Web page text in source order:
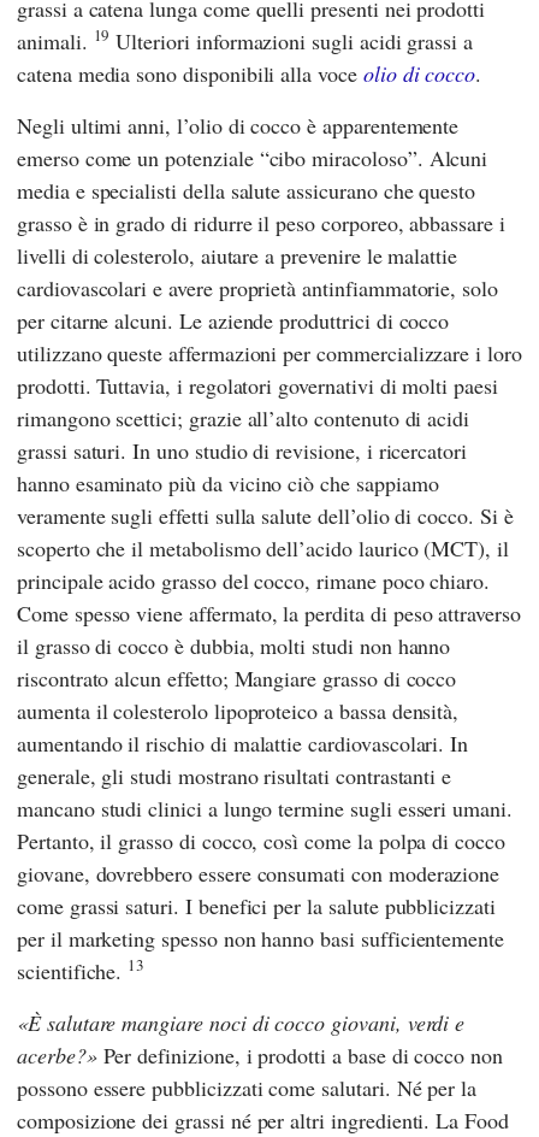
grassi a catena lunga come quelli presenti nei prodotti
animali. 19 Ulteriori informazioni sugli acidi grassi a
catena media sono disponibili alla voce olio di cocco.
Negli ultimi anni, l’olio di cocco è apparentemente
emerso come un potenziale “cibo miracoloso”. Alcuni
media e specialisti della salute assicurano che questo
grasso è in grado di ridurre il peso corporeo, abbassare i
livelli di colesterolo, aiutare a prevenire le malattie
cardiovascolari e avere proprietà antinfiammatorie, solo
per citarne alcuni. Le aziende produttrici di cocco
utilizzano queste affermazioni per commercializzare i loro
prodotti. Tuttavia, i regolatori governativi di molti paesi
rimangono scettici; grazie all’alto contenuto di acidi
grassi saturi. In uno studio di revisione, i ricercatori
hanno esaminato più da vicino ciò che sappiamo
veramente sugli effetti sulla salute dell’olio di cocco. Si è
scoperto che il metabolismo dell’acido laurico (MCT), il
principale acido grasso del cocco, rimane poco chiaro.
Come spesso viene affermato, la perdita di peso attraverso
il grasso di cocco è dubbia, molti studi non hanno
riscontrato alcun effetto; Mangiare grasso di cocco
aumenta il colesterolo lipoproteico a bassa densità,
aumentando il rischio di malattie cardiovascolari. In
generale, gli studi mostrano risultati contrastanti e
mancano studi clinici a lungo termine sugli esseri umani.
Pertanto, il grasso di cocco, così come la polpa di cocco
giovane, dovrebbero essere consumati con moderazione
come grassi saturi. I benefici per la salute pubblicizzati
per il marketing spesso non hanno basi sufficientemente
scientifiche. 13
È salutare mangiare noci di cocco giovani, verdi e
acerbe? Per definizione, i prodotti a base di cocco non
possono essere pubblicizzati come salutari. Né per la
composizione dei grassi né per altri ingredienti. La Food